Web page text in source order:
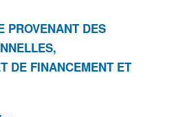
PROVENANT DES
DE FINANCEMENT ET